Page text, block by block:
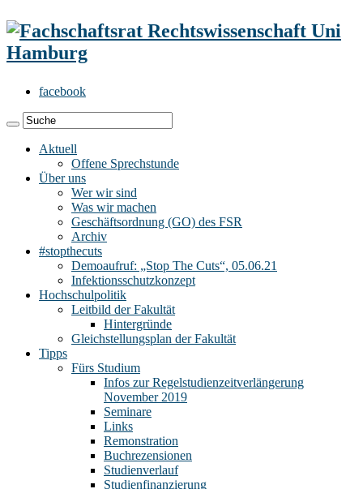
facebook
Aktuell
Offene Sprechstunde
Über uns
Wer wir sind
Was wir machen
Geschäftsordnung (GO) des FSR
Archiv
#stopthecuts
Demoaufruf: „Stop The Cuts“, 05.06.21
Infektionsschutzkonzept
Hochschulpolitik
Leitbild der Fakultät
Hintergründe
Gleichstellungsplan der Fakultät
Tipps
Fürs Studium
Infos zur Regelstudienzeitverlängerung
November 2019
Seminare
Links
Remonstration
Buchrezensionen
Studienverlauf
Studienfinanzierung